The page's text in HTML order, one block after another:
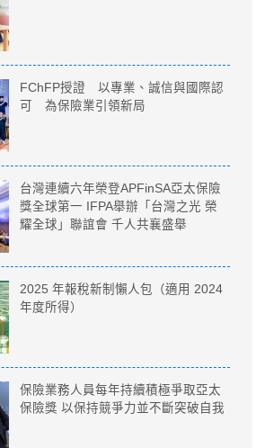
FChFP授證 以專業、誠信與國際認
可 為保險業引領新局
台灣連續六年榮登APFinSA亞太保險
獎全球第一 IFPA舉辦「台灣之光 榮
耀全球」聯誼會 千人共襄盛舉
2025 年報稅新制懶人包（適用 2024
年度所得）
保險業務人員每年持續積極爭取亞太
保險獎 以保持競爭力並不斷突破自我